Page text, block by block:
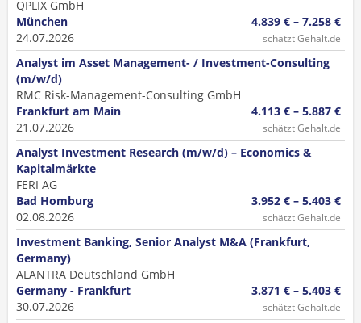
QPLIX GmbH
München
24.07.2026
4.839 € – 7.258 €
schätzt Gehalt.de
Analyst im Asset Management- / Investment-Consulting
(m/w/d)
RMC Risk-Management-Consulting GmbH
Frankfurt am Main
21.07.2026
4.113 € – 5.887 €
schätzt Gehalt.de
Analyst Investment Research (m/w/d) – Economics &
Kapitalmärkte
FERI AG
Bad Homburg
02.08.2026
3.952 € – 5.403 €
schätzt Gehalt.de
Investment Banking, Senior Analyst M&A (Frankfurt,
Germany)
ALANTRA Deutschland GmbH
Germany - Frankfurt
30.07.2026
3.871 € – 5.403 €
schätzt Gehalt.de